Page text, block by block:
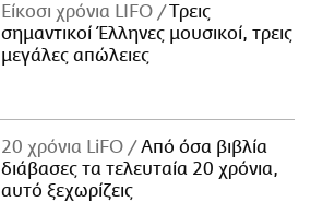
Είκοσι χρόνια LIFO
Tρεις
σημαντικοί Έλληνες μουσικοί, τρεις
μεγάλες απώλειες
20 χρόνια LiFO
Από όσα βιβλία
διάβασες τα τελευταία 20 χρόνια,
αυτό ξεχωρίζεις